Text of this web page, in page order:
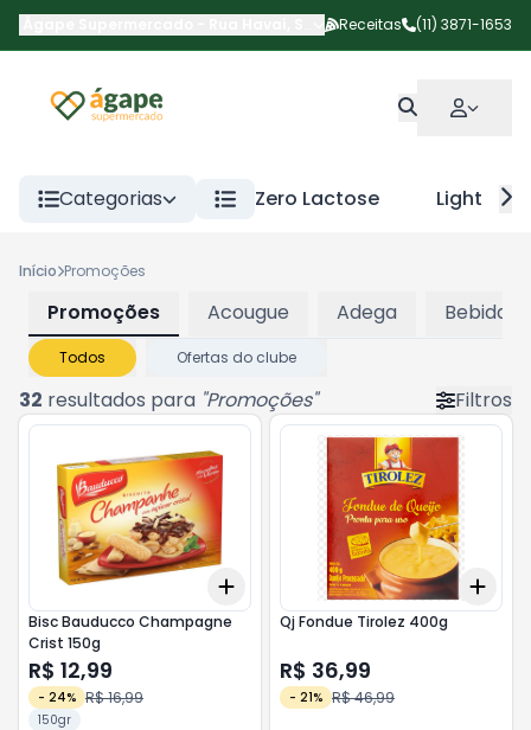
São Paulo-SP
Receitas (11) 3871-1653
Categorias Zero Lactose Light
Início Promoções
Promoções Acougue Adega Bebidas
Todos Ofertas do clube
32 resultados para "Promoções" Filtros
+10
Add
Bisc Bauducco Champagne
Crist 150g
R$ 12,99
- 24% R$ 16,99
150gr
Add
Qj Fondue Tirolez 400g
R$ 36,99
- 21% R$ 46,99